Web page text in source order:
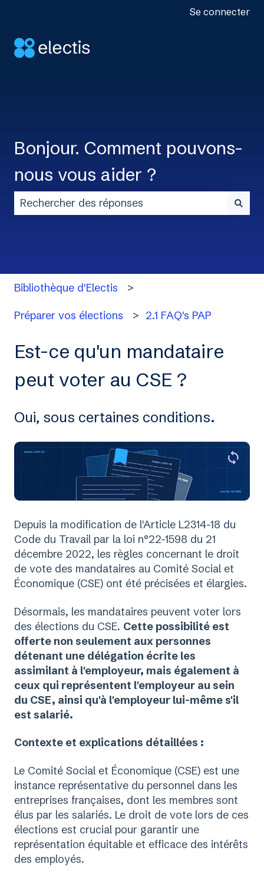
Se connecter
Bonjour. Comment pouvons-
nous vous aider ?
Bibliothèque d'Electis
Préparer vos élections 2.1 FAQ's PAP
Est-ce qu'un mandataire
peut voter au CSE ?
Oui, sous certaines conditions.
Depuis la modification de l'Article L2314-18 du
Code du Travail par la loi n°22-1598 du 21
décembre 2022, les règles concernant le droit
de vote des mandataires au Comité Social et
Économique (CSE) ont été précisées et élargies.
Désormais, les mandataires peuvent voter lors
des élections du CSE. Cette possibilité est
offerte non seulement aux personnes
détenant une délégation écrite les
assimilant à l'employeur, mais également à
ceux qui représentent l'employeur au sein
du CSE, ainsi qu'à l'employeur lui-même s'il
est salarié.
Contexte et explications détaillées :
Le Comité Social et Économique (CSE) est une
instance représentative du personnel dans les
entreprises françaises, dont les membres sont
élus par les salariés. Le droit de vote lors de ces
élections est crucial pour garantir une
représentation équitable et efficace des intérêts
des employés.